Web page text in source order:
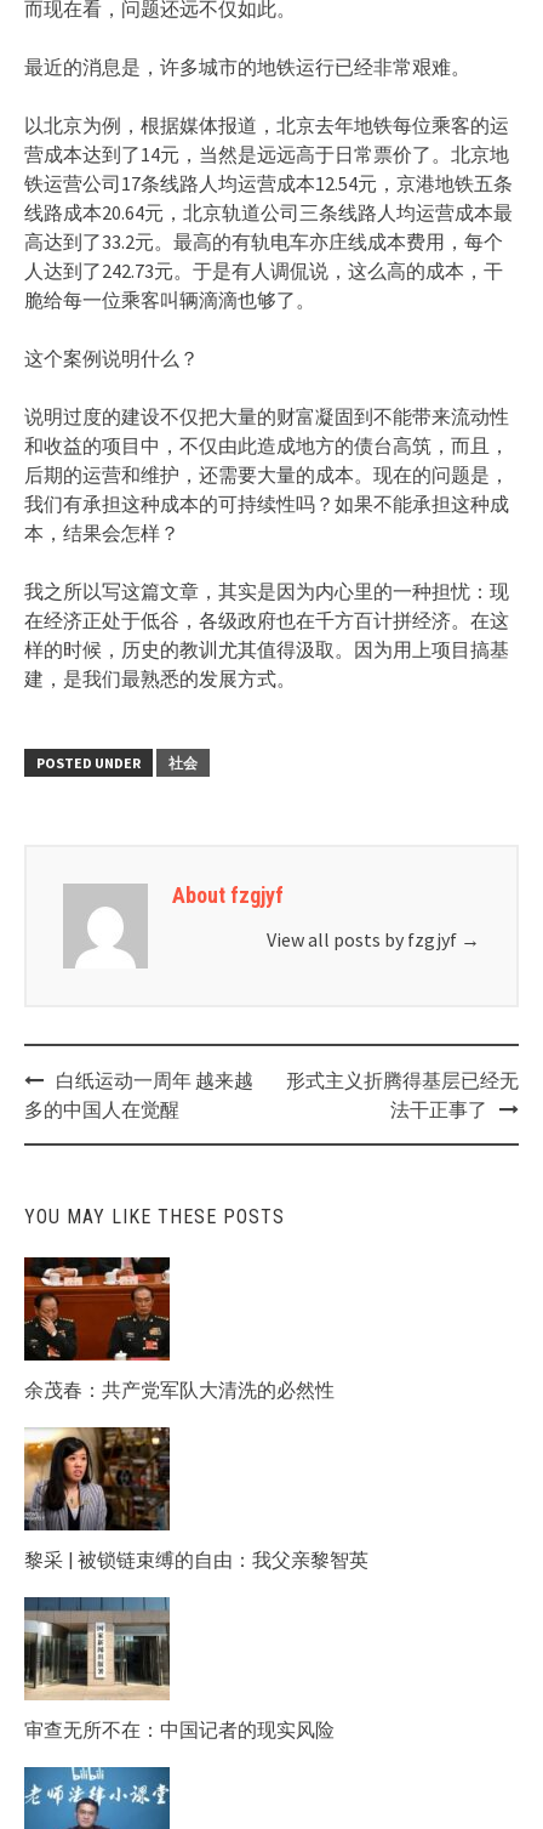
而现在看，问题还远不仅如此。
最近的消息是，许多城市的地铁运行已经非常艰难。
以北京为例，根据媒体报道，北京去年地铁每位乘客的运
营成本达到了14元，当然是远远高于日常票价了。北京地
铁运营公司17条线路人均运营成本12.54元，京港地铁五条
线路成本20.64元，北京轨道公司三条线路人均运营成本最
高达到了33.2元。最高的有轨电车亦庄线成本费用，每个
人达到了242.73元。于是有人调侃说，这么高的成本，干
脆给每一位乘客叫辆滴滴也够了。
这个案例说明什么？
说明过度的建设不仅把大量的财富凝固到不能带来流动性
和收益的项目中，不仅由此造成地方的债台高筑，而且，
后期的运营和维护，还需要大量的成本。现在的问题是，
我们有承担这种成本的可持续性吗？如果不能承担这种成
本，结果会怎样？
我之所以写这篇文章，其实是因为内心里的一种担忧：现
在经济正处于低谷，各级政府也在千方百计拼经济。在这
样的时候，历史的教训尤其值得汲取。因为用上项目搞基
建，是我们最熟悉的发展方式。
POSTED UNDER 社会
About fzgjyf
View all posts by fzgjyf →
Post
navigation
白纸运动一周年 越来越
多的中国人在觉醒
形式主义折腾得基层已经无
法干正事了
YOU MAY LIKE THESE POSTS
余茂春：共产党军队大清洗的必然性
黎采 | 被锁链束缚的自由：我父亲黎智英
审查无所不在：中国记者的现实风险